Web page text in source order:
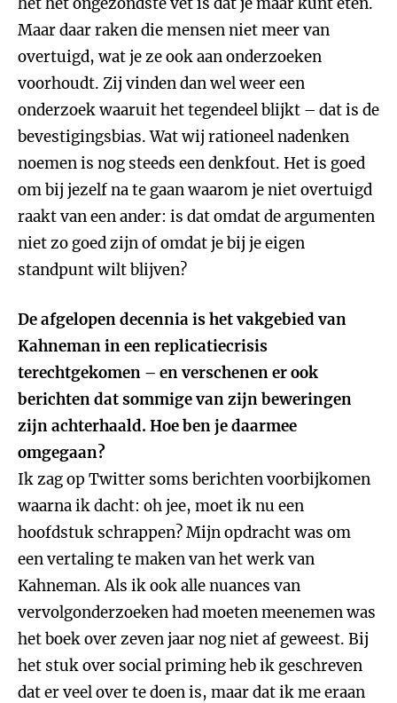
Maar daar raken die mensen niet meer van
overtuigd, wat je ze ook aan onderzoeken
voorhoudt. Zij vinden dan wel weer een
onderzoek waaruit het tegendeel blijkt – dat is de
bevestigingsbias. Wat wij rationeel nadenken
noemen is nog steeds een denkfout. Het is goed
om bij jezelf na te gaan waarom je niet overtuigd
raakt van een ander: is dat omdat de argumenten
niet zo goed zijn of omdat je bij je eigen
standpunt wilt blijven?
De afgelopen decennia is het vakgebied van
Kahneman in een replicatiecrisis
terechtgekomen – en verschenen er ook
berichten dat sommige van zijn beweringen
zijn achterhaald. Hoe ben je daarmee
omgegaan?
Ik zag op Twitter soms berichten voorbijkomen
waarna ik dacht: oh jee, moet ik nu een
hoofdstuk schrappen? Mijn opdracht was om
een vertaling te maken van het werk van
Kahneman. Als ik ook alle nuances van
vervolgonderzoeken had moeten meenemen was
het boek over zeven jaar nog niet af geweest. Bij
het stuk over social priming heb ik geschreven
dat er veel over te doen is, maar dat ik me eraan